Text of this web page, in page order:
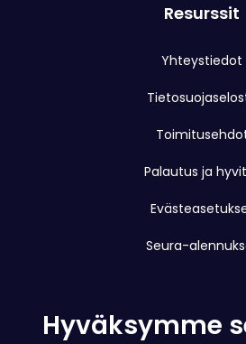
Resurssit
Yhteystiedot
Palautus ja
Seura-
Hyväksymme